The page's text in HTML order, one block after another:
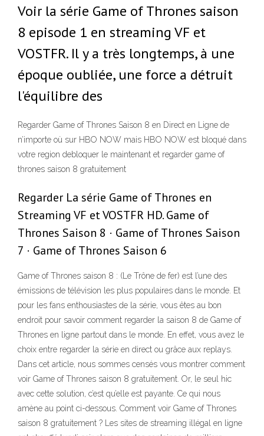
Voir la série Game of Thrones saison
8 episode 1 en streaming VF et
VOSTFR. Il y a très longtemps, à une
époque oubliée, une force a détruit
l'équilibre des
Regarder Game of Thrones Saison 8 en Direct en Ligne de
n’importe où sur HBO NOW mais HBO NOW est bloqué dans
votre region debloquer le maintenant et regarder game of
thrones saison 8 gratuitement
Regarder La série Game of Thrones en
Streaming VF et VOSTFR HD. Game of
Thrones Saison 8 · Game of Thrones Saison
7 · Game of Thrones Saison 6
Game of Thrones saison 8 : (Le Trône de fer) est l’une des
émissions de télévision les plus populaires dans le monde. Et
pour les fans enthousiastes de la série, vous êtes au bon
endroit pour savoir comment regarder la saison 8 de Game of
Thrones en ligne partout dans le monde. En effet, vous avez le
choix entre regarder la série en direct ou grâce aux replays.
Dans cet article, nous sommes censés vous montrer comment
voir Game of Thrones saison 8 gratuitement. Or, le seul hic
avec cette solution, c’est qu’elle est payante. Ce qui nous
amène au point ci-dessous. Comment voir Game of Thrones
saison 8 gratuitement ? Les sites de streaming illégal en ligne